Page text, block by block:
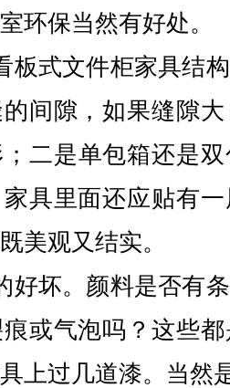
环保当然有好处。
式文件柜家具结构
间隙，如果缝隙
二是单包箱还是
具里面还应贴有
美观又结实。
坏。颜料是否有条
或气泡吗？这些
上过几道漆。当然